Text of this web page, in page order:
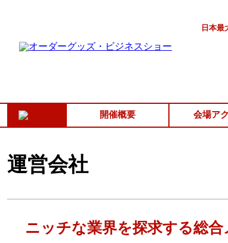
日本最
開催概要 会場ア
運営会社
ニッチな業界を探求する総